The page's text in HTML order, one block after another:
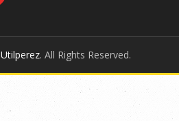
Utilperez. All Rights Reserved.